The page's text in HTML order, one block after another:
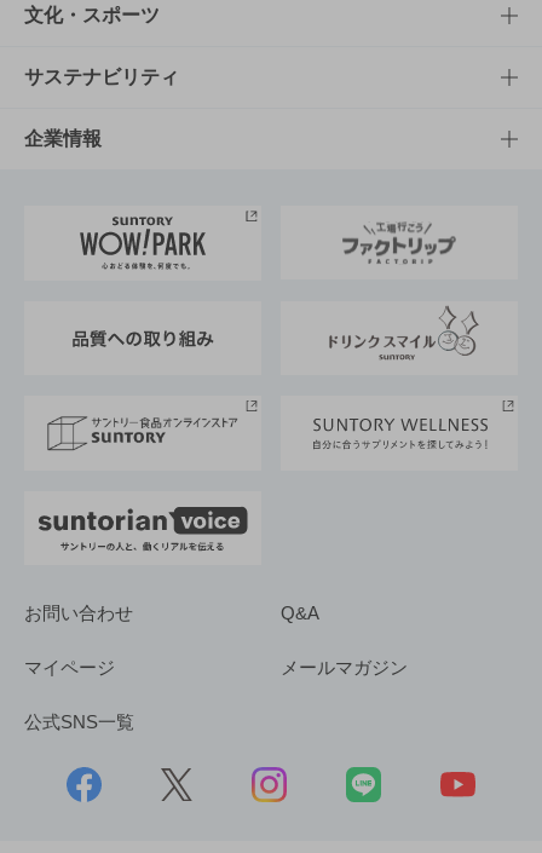
商品一覧
商品発売情報
栄養成分一覧
知る・楽しむTOP
キャンペーン
工場見学
地域情報
文化・スポーツ
文化・スポーツTOP
サントリーホール
サントリーサンバーズ大阪
サステナビリティ
サステナビリティTOP
サントリーが考えるサステナビリティ経営
企業情報
企業概要
採用情報
お問い合わせ Q&A
マイページ メールマガジン
公式SNS一覧